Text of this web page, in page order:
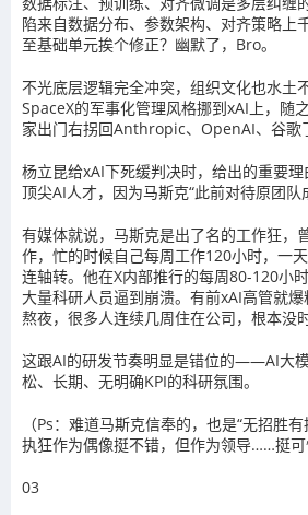
陷来自数据分布、参数架构、对齐策略上
至基础单元挨个修正？幽默了，Bro。
不光底层逻辑完全冲突，组织文化也水土
SpaceX的军事化管理风格挪到xAI上，随
家出门右拐回Anthropic、OpenAI、谷歌
杨立昆给xAI下死缓判决时，给出的重要
顶尖AI人才，因为马斯克“此前对待原团队
有媒体就说，马斯克是出了名的工作狂，
作，忙的时候自己每周工作120小时，一
连轴转。他在X内部推行的每周80-120小
大量科研人员逼到崩溃。有前xAI高管就
熬夜，很多人连续几周住在公司，根本没
这跟AI的研发节奏明显是错位的——AI大
松、长期、无明确KPI的科研氛围。
（Ps：难道马斯克信奉的，也是“无招胜
执狂作为偶像挺不错，但作为领导……挺可
03